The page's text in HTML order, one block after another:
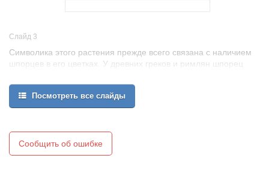
Слайд 3
Символика этого растения прежде всего связана с наличием
шпорцев в его цветках. У древних греков и римлян шпорец
растением богини Афродиты (у греков) или Венеры (у римлян).
Кельтам же цветки напоминали ключ, открывающий дверь в
потусторонний мир.
империи, использование цветов в декоративных целях и в
сюжетах живописи считалось грехом, поскольку они
ассоциировались с порочным и развратным Римом. Это
Посмотреть все слайды
Сообщить об ошибке